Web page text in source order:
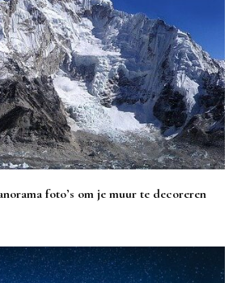
foto’s om je muur te decoreren